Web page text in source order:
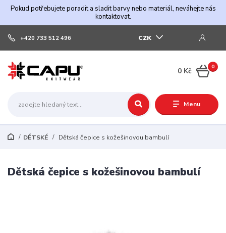
Pokud potřebujete poradit a sladit barvy nebo materiál, neváhejte nás
kontaktovat.
Menu
CZK
+420 733 512 496
0
0 Kč
DĚTSKÉ Dětská čepice s kožešinovou bambulí
Dětská čepice s kožešinovou bambulí